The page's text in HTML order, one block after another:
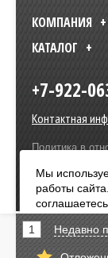
КОМПАНИЯ
Оплата:
КАТАЛОГ
+7-922-
Контактная
Политика в
1 Недавно
Мы
работы
cookies.
о
cookie,